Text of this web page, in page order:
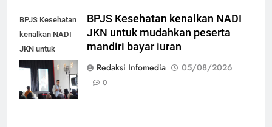
BPJS Kesehatan
kenalkan NADI
JKN untuk
mudahkan
peserta mandiri
bayar iuran
BPJS Kesehatan kenalkan NADI
JKN untuk mudahkan peserta
mandiri bayar iuran
Redaksi Infomedia
05/08/2026
0